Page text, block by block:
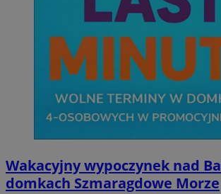
Wakacyjny wypoczynek nad
domkach Szmaragdowe Morze